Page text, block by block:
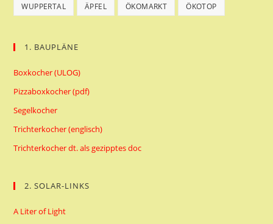
WUPPERTAL ÄPFEL ÖKOMARKT ÖKOTOP
1. BAUPLÄNE
Boxkocher (ULOG)
Pizzaboxkocher (pdf)
Segelkocher
Trichterkocher (englisch)
Trichterkocher dt. als gezipptes doc
2. SOLAR-LINKS
A Liter of Light